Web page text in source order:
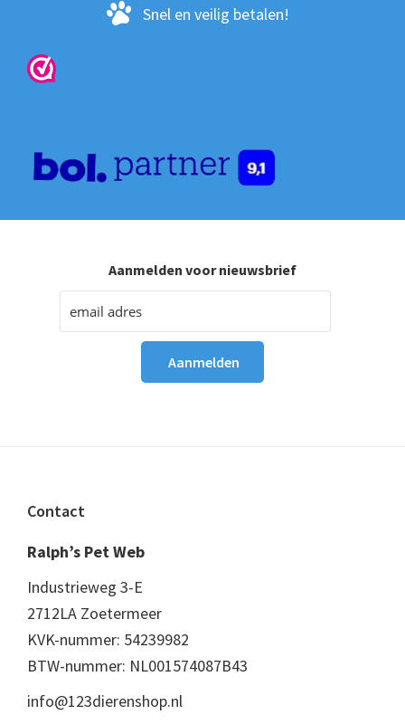
Snel en veilig betalen!
Aanmelden voor nieuwsbrief
Footer
Contact
Ralph’s Pet Web
Industrieweg 3-E
2712LA Zoetermeer
KVK-nummer: 54239982
BTW-nummer: NL001574087B43
info@123dierenshop.nl